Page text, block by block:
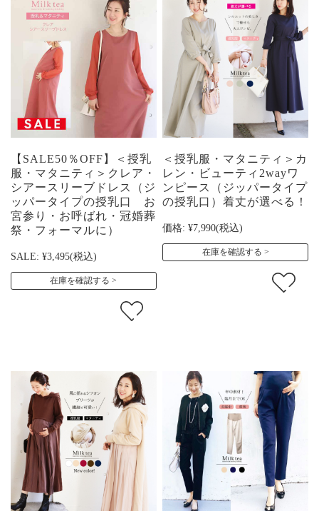
【SALE50％OFF】＜授乳
服・マタニティ＞クレア・
シアースリーブドレス（ジ
ッパータイプの授乳口 お
宮参り・お呼ばれ・冠婚葬
祭・フォーマルに）
SALE: ¥3,495(税込)
在庫を確認する
＜授乳服・マタニティ＞カ
レン・ビューティ2wayワ
ンピース（ジッパータイプ
の授乳口）着丈が選べる！
価格: ¥7,990(税込)
在庫を確認する